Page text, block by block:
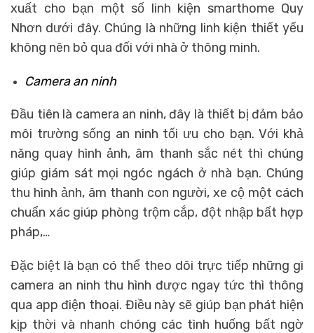
xuất cho bạn một số linh kiện smarthome Quy
Nhơn dưới đây. Chúng là những linh kiện thiết yếu
không nên bỏ qua đối với nhà ở thông minh.
Camera an ninh
Đầu tiên là camera an ninh, đây là thiết bị đảm bảo
môi trường sống an ninh tối ưu cho bạn. Với khả
năng quay hình ảnh, âm thanh sắc nét thì chúng
giúp giám sát mọi ngóc ngách ở nhà bạn. Chúng
thu hình ảnh, âm thanh con người, xe cộ một cách
chuẩn xác giúp phòng trộm cắp, đột nhập bất hợp
pháp,…
Đặc biệt là bạn có thể theo dõi trực tiếp những gì
camera an ninh thu hình được ngay tức thì thông
qua app điện thoại. Điều này sẽ giúp bạn phát hiện
kịp thời và nhanh chóng các tình huống bất ngờ